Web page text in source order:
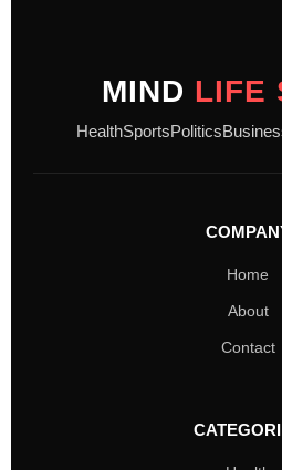
MIND LIFE
HealthSportsPolitics
Home
About
Contact